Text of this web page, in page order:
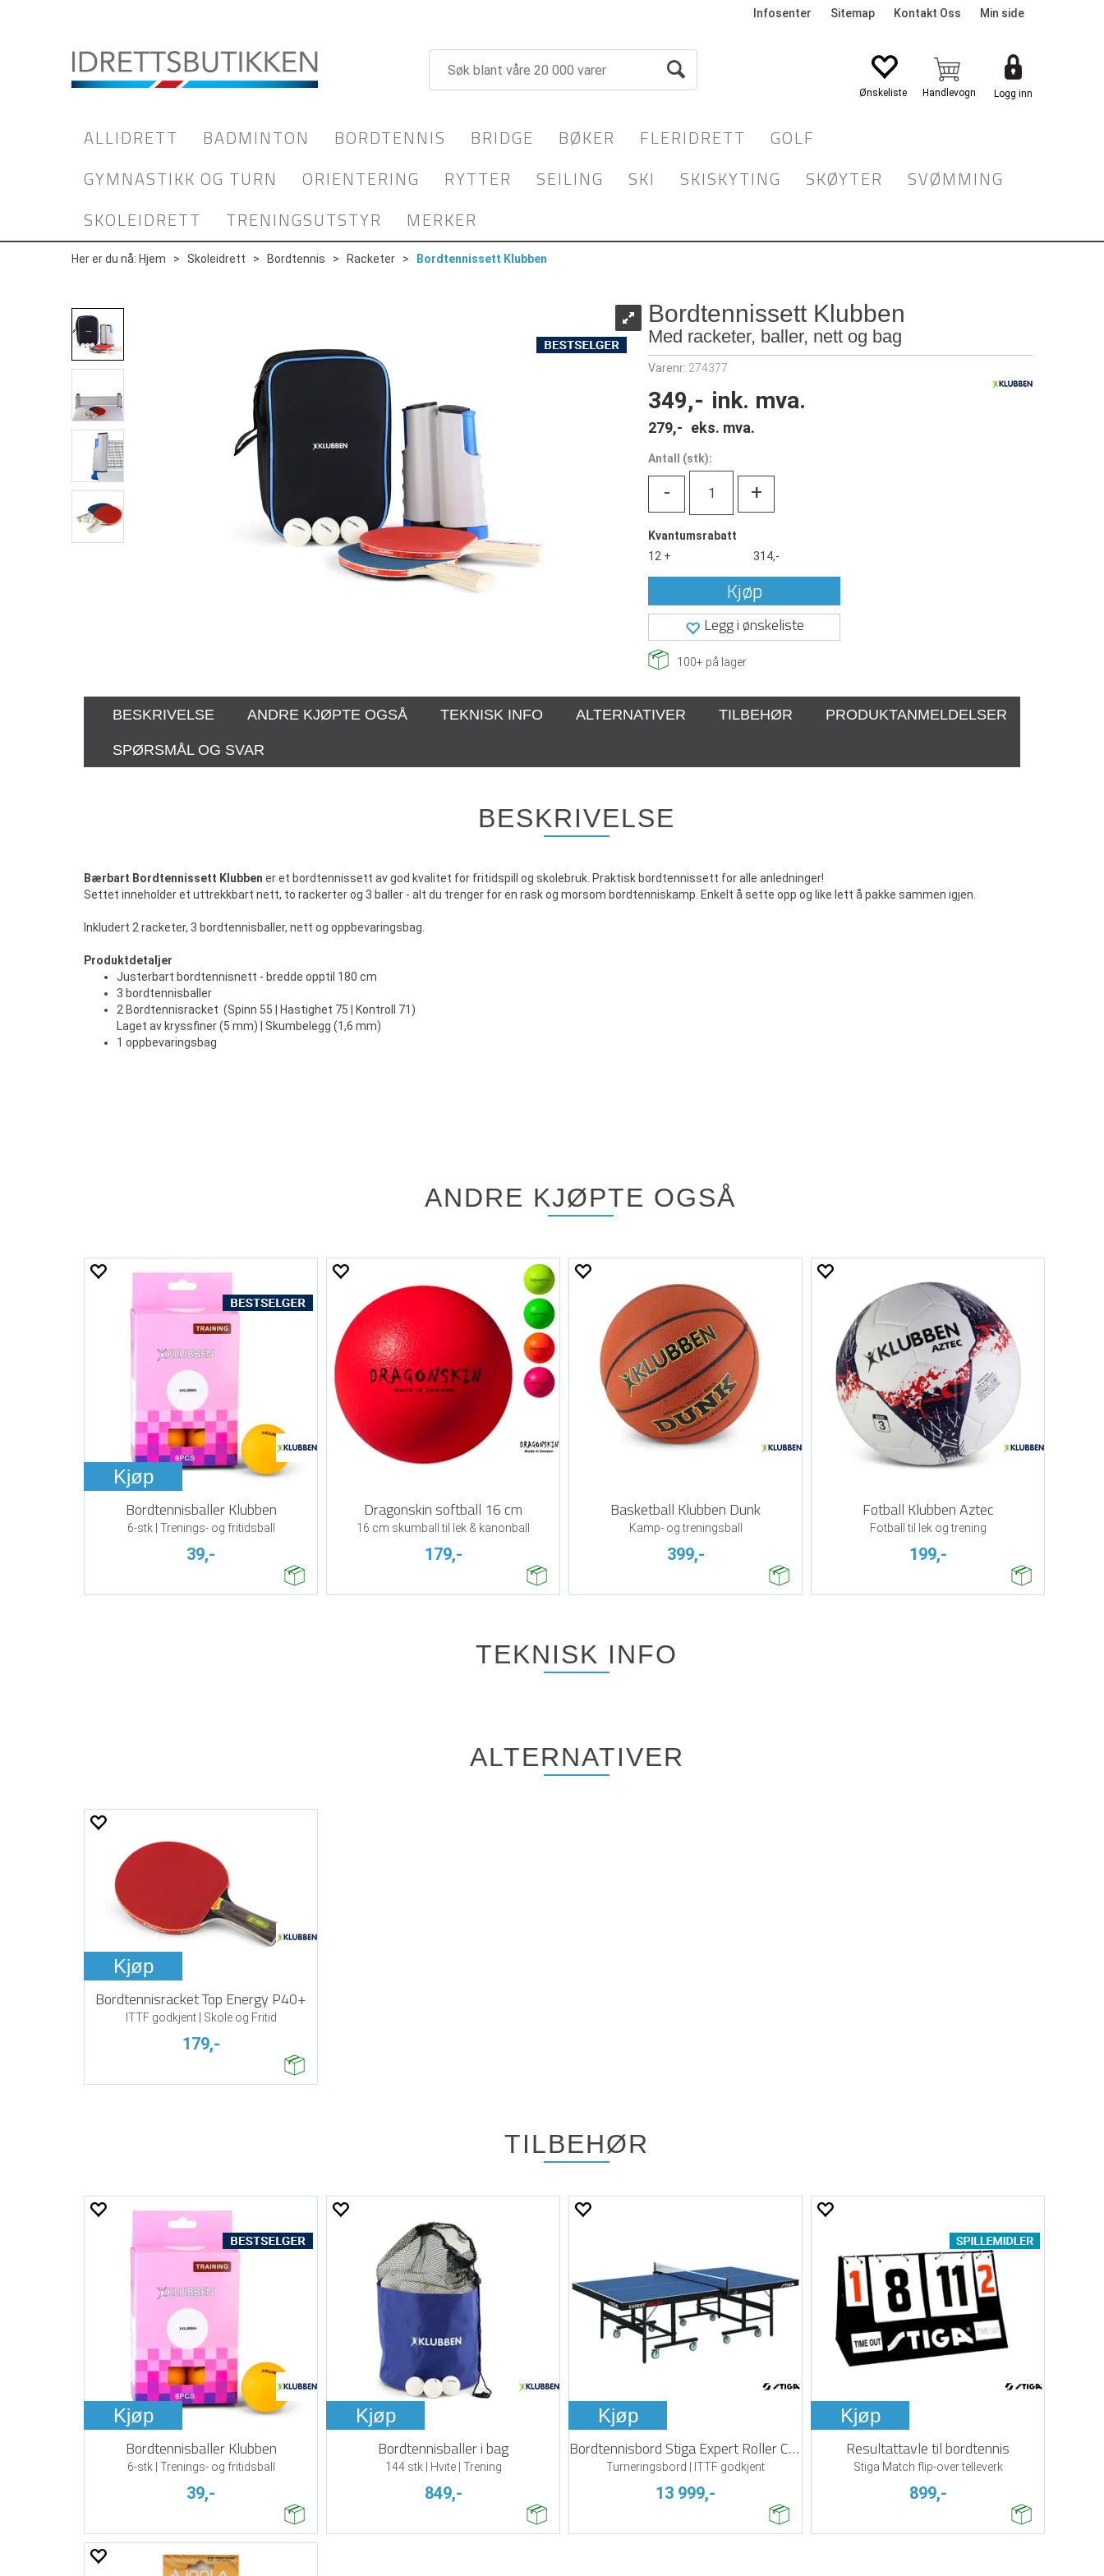
Infosenter Sitemap Kontakt Oss Min side
Logg inn
ALLIDRETT BADMINTON BORDTENNIS BRIDGE BØKER FLERIDRETT
GOLF
GYMNASTIKK OG TURN
ORIENTERING RYTTER SEILING SKI SKISKYTING SKØYTER
SVØMMING
SKOLEIDRETT
TRENINGSUTSTYR MERKER
Her er du nå: Hjem > Skoleidrett > Bordtennis > Racketer > Bordtennissett Klubben
Bordtennissett Klubben
Med racketer, baller, nett og bag
Varenr: 274377
349,- ink. mva.
279,- eks. mva.
Antall (stk):
- +
Kvantumsrabatt
12 +
314,-
Kjøp
Legg i ønskeliste
100+ på lager
BESKRIVELSE ANDRE KJØPTE OGSÅ TEKNISK INFO ALTERNATIVER TILBEHØR PRODUKTANMELDELSER
SPØRSMÅL OG SVAR
BESKRIVELSE
Bærbart Bordtennissett Klubben er et bordtennissett av god kvalitet for fritidspill og skolebruk. Praktisk bordtennissett for alle anledninger!
Settet inneholder et uttrekkbart nett, to rackerter og 3 baller - alt du trenger for en rask og morsom bordtenniskamp. Enkelt å sette opp og like lett å pakke sammen igjen.
Inkludert 2 racketer, 3 bordtennisballer, nett og oppbevaringsbag.
Produktdetaljer
Justerbart bordtennisnett - bredde opptil 180 cm
3 bordtennisballer
2 Bordtennisracket (Spinn 55 | Hastighet 75 | Kontroll 71)
Laget av kryssfiner (5 mm) | Skumbelegg (1,6 mm)
1 oppbevaringsbag
ANDRE KJØPTE OGSÅ
Kjøp
Bordtennisballer Klubben
6-stk | Trenings- og fritidsball
39,-
Dragonskin softball 16 cm
16 cm skumball til lek & kanonball
179,-
Basketball Klubben Dunk
Kamp- og treningsball
399,-
Fotball Klubben Aztec
Fotball til lek og trening
199,-
TEKNISK INFO
ALTERNATIVER
Kjøp
Bordtennisracket Top Energy P40+
ITTF godkjent | Skole og Fritid
179,-
TILBEHØR
Kjøp
Bordtennisballer Klubben
6-stk | Trenings- og fritidsball
39,-
Kjøp
Bordtennisballer i bag
144 stk | Hvite | Trening
849,-
Kjøp
Bordtennisbord Stiga Expert Roller CSS
Turneringsbord | ITTF godkjent
13 999,-
Kjøp
Resultattavle til bordtennis
Stiga Match flip-over telleverk
899,-